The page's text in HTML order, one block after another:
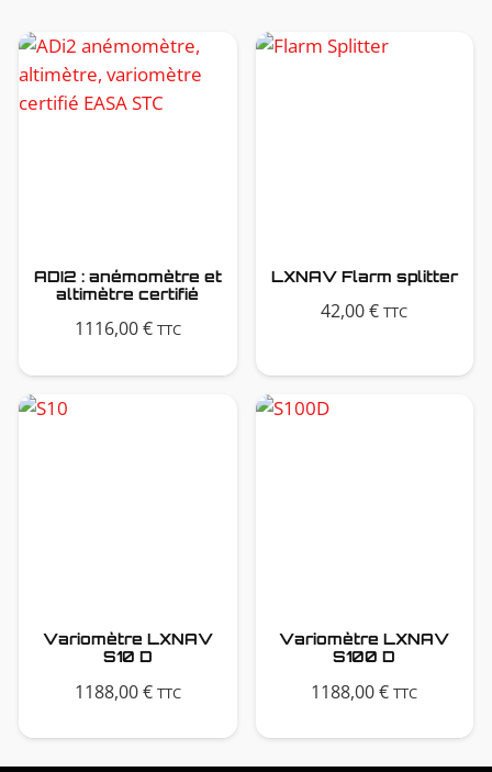
ADI2 : anémomètre et
altimètre certifié
1116,00€ TTC
LXNAV Flarm splitter
42,00€ TTC
Variomètre LXNAV
S10 D
1188,00€ TTC
Variomètre LXNAV
S100 D
1188,00€ TTC